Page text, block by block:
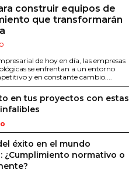
construir equipos de
que transformarán
de hoy en día, las empresas
se enfrentan a un entorno
y en constante cambio....
en tus proyectos con estas
éxito en el mundo
¿Cumplimiento normativo o